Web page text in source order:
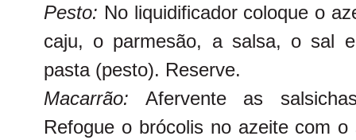
Pesto: No liquidificador coloque o
caju, o parmesão, a salsa, o sal
pasta (pesto). Reserve.
Macarrão: Afervente as
Refogue o brócolis no azeite com